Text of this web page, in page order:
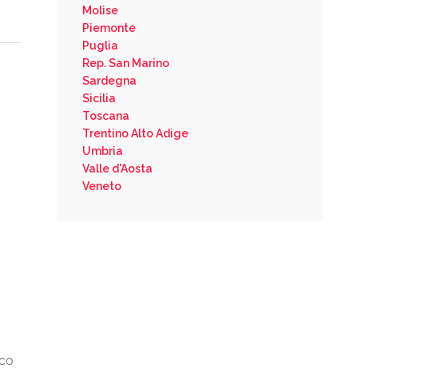
Molise
Piemonte
Puglia
Rep. San Marino
Sardegna
Sicilia
Toscana
Trentino Alto Adige
Umbria
Valle d'Aosta
Veneto